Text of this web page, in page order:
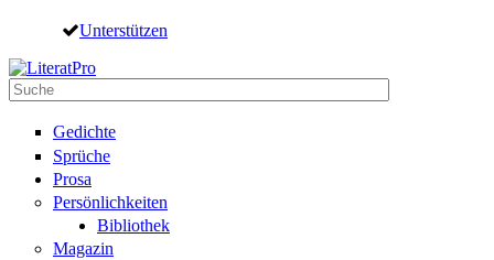
Direkt zum Inhalt
Unterstützen
Suche
Gedichte
Sprüche
Prosa
Persönlichkeiten
Bibliothek
Magazin